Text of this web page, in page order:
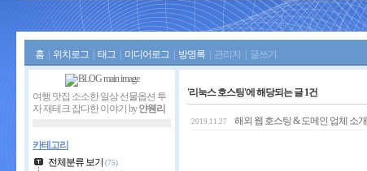
홈 위치로그 태그 미디어로그 방명록 관리자 글쓰기
'리눅스 호스팅'에 해당되는 글 1건
2019.11.27 해외 웹 호스팅 & 도메인 업체 소개
여행 맛집 소소한 일상 선물옵션 투
자 재테크 잡다한 이야기 by얀웬리
카테고리
전체분류 보기 (75)